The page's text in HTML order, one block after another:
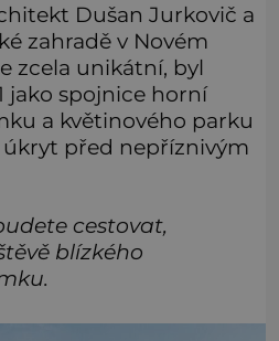
Dušan Jurkovič a
zahradě v Novém
zcela unikátní, byl
jako spojnice horní
a květinového parku
úkryt před nepříznivým
cestovat,
blízkého